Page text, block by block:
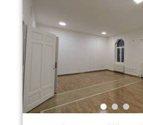
pruža. Iako se nalazi u samom
je tiho i prijatno, pa se često stiče
od gradske gužve. Stan se sastoji
salona, radne sobe, dve komforne
kuhinje sa trpezarijom, kupatila,
ostave. Zgrada poseduje video
kablovska televizija i internet
Uslovi zakupa podrazumevaju
mesečne kirije i ugovor na minimum
Kućni ljubimci nisu dozvoljeni.
Salonski stan u Palmotićevoj ulici
priliku za zakup nekretnine sa
karakterom, visokim plafonima i